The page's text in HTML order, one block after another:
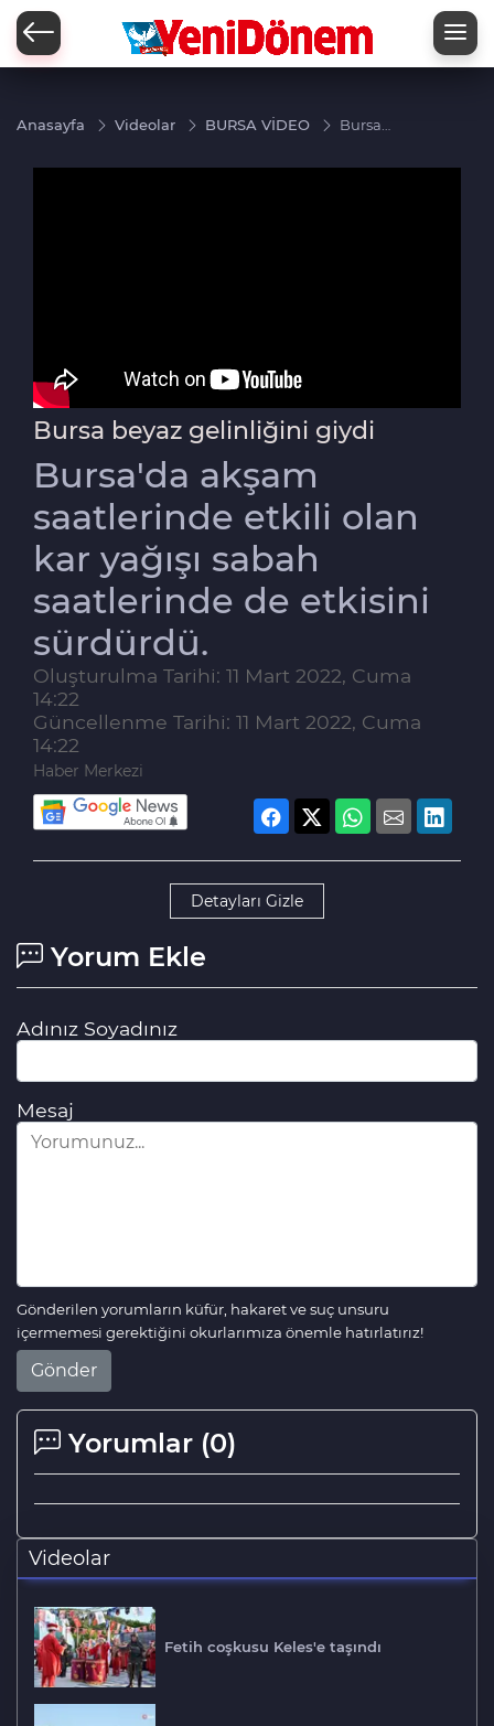
Anasayfa Videolar BURSA VİDEO
Bursa
Bursa beyaz gelinliğini giydi
Bursa'da akşam
saatlerinde etkili olan
kar yağışı sabah
saatlerinde de etkisini
sürdürdü.
Oluşturulma Tarihi: 11 Mart 2022, Cuma
14:22
Güncellenme Tarihi: 11 Mart 2022, Cuma
14:22
Haber Merkezi
Detayları Gizle
Yorum Ekle
Adınız Soyadınız
Mesaj
Gönderilen yorumların küfür, hakaret ve suç unsuru
içermemesi gerektiğini okurlarımıza önemle hatırlatırız!
Gönder
Yorumlar (0)
Videolar
Fetih coşkusu Keles'e taşındı